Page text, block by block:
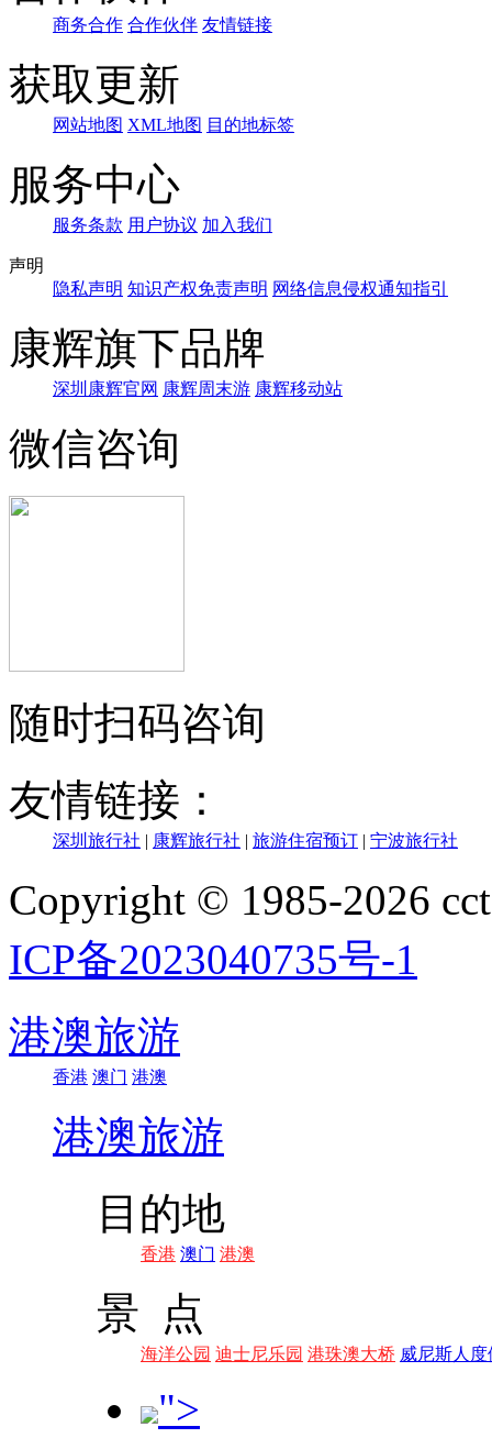
商务合作 合作伙伴 友情链接
获取更新
网站地图 XML地图 目的地标签
服务中心
服务条款 用户协议 加入我们
声明
隐私声明 知识产权免责声明 网络信息侵权通知指引
康辉旗下品牌
深圳康辉官网 康辉周末游 康辉移动站
微信咨询
随时扫码咨询
友情链接：
深圳旅行社 | 康辉旅行社 | 旅游住宿预订 | 宁波旅行社
Copyright © 1985-2026
ICP备2023040735号-1
港澳旅游
香港 澳门 港澳
港澳旅游
目的地
香港 澳门 港澳
景 点
海洋公园 迪士尼乐园 港珠澳大桥 威尼斯人度
">